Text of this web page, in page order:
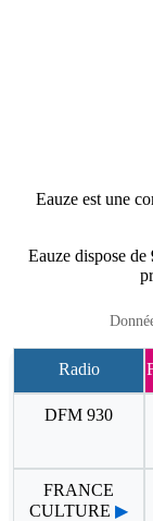
Eauze est une
Eauze dispose de
Radio
DFM 930
FRANCE
CULTURE ▶